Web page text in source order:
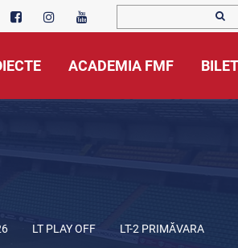
ACADEMIA FMF
LT PLAY OFF LT-2 PRIMĂVARA